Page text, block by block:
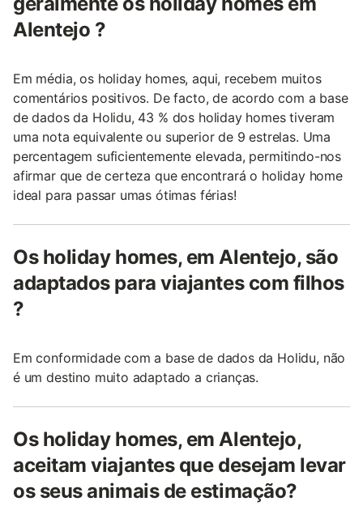
Alentejo ?
Em média, os holiday homes, aqui, recebem muitos
comentários positivos. De facto, de acordo com a base
de dados da Holidu, 43 % dos holiday homes tiveram
uma nota equivalente ou superior de 9 estrelas. Uma
percentagem suficientemente elevada, permitindo-nos
afirmar que de certeza que encontrará o holiday home
ideal para passar umas ótimas férias!
Os holiday homes, em Alentejo, são
adaptados para viajantes com filhos
?
Em conformidade com a base de dados da Holidu, não
é um destino muito adaptado a crianças.
Os holiday homes, em Alentejo,
aceitam viajantes que desejam levar
os seus animais de estimação?